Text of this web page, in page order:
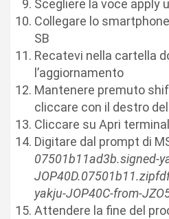
Scegliere la voce apply
Collegare lo
SB
Recatevi nella cartella
l’aggiornamento
Mantenere premuto
cliccare con il destro
Cliccare su Apri
Digitare dal prompt di
07501b11ad3b.signed-
yakju-JOP40C-from-
Attendere la fine del